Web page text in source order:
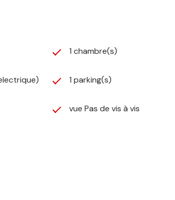
1 chambre(s)
1 parking(s)
vue Pas de vis à vis